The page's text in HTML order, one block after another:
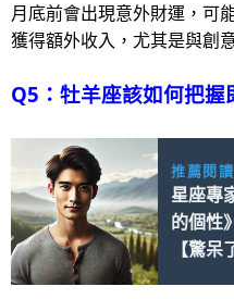
月底前會出現意外財運，可
獲得額外收入，尤其是與創
Q5：牡羊座該如何把握
推薦閱讀
星座專
的個性
【驚呆